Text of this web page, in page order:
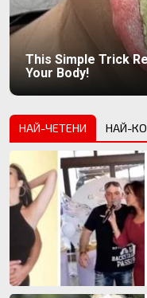
This Simple Trick
Your Body!
НАЙ-ЧЕТЕНИ НАЙ-